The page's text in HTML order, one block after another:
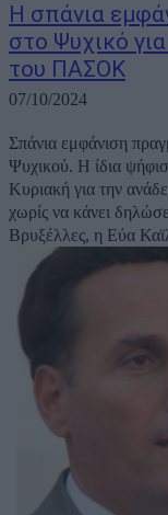
Η σπάνια
στο Ψυχικό
του ΠΑΣΟΚ
07/10/2024
Σπάνια εμφάνιση
Ψυχικού. Η ίδια
Κυριακή για την
χωρίς να κάνει δηλώσεις. Μετά την πρόσφατη περιπέτειά
Βρυξέλλες, η Εύα